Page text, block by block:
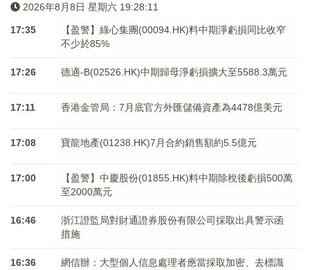
2026年8月8日 星期六 19:28:11
17:35
【盈警】綠心集團(00094.HK)料中期淨虧損同比收窄
不少於85%
17:26 德適-B(02526.HK)中期歸母淨虧損擴大至5588.3萬元
17:11 香港金管局：7月底官方外匯儲備資產為4478億美元
17:08 寶龍地產(01238.HK)7月合約銷售額約5.5億元
17:00
【盈警】中慶股份(01855.HK)料中期除稅後虧損500萬
至2000萬元
16:46
浙江證監局對財通證券股份有限公司採取出具警示函
措施
16:36
網信辦：大型個人信息處理者應當採取加密、去標識